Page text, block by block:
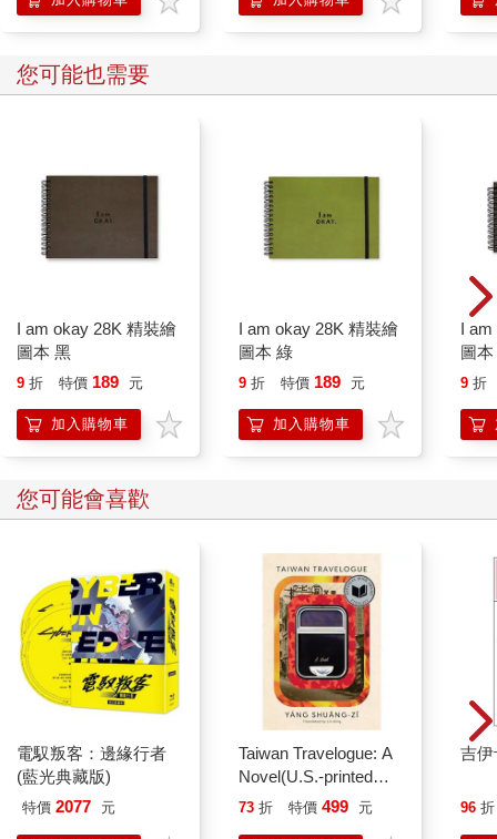
您可能也需要
I am okay 28K 精裝繪
圖本 黑
9 折 特價 189 元
加入購物車
I am okay 28K 精裝繪
圖本 綠
9 折 特價 189 元
加入購物車
I am
圖
9 折
您可能會喜歡
電馭叛客：邊緣行者
(藍光典藏版)
特價 2077 元
Taiwan Travelogue: A
Novel(U.S.-printed
edition)
73 折 特價 499 元
吉
96 折